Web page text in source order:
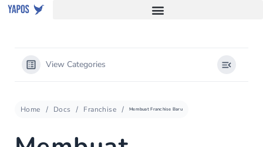
View Categories
Home Docs Franchise Membuat Franchise Baru